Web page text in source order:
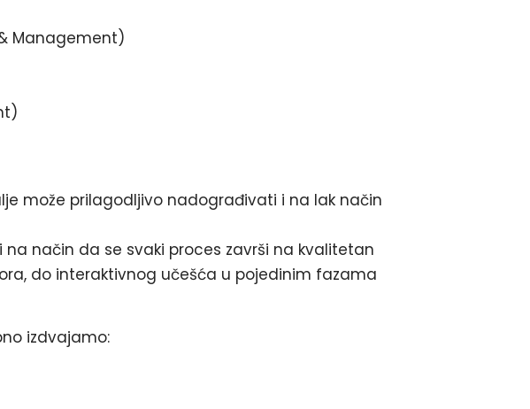
Management)
može prilagodljivo nadograđivati i na lak način
način da se svaki proces završi na kvalitetan
do interaktivnog učešća u pojedinim fazama
izdvajamo: